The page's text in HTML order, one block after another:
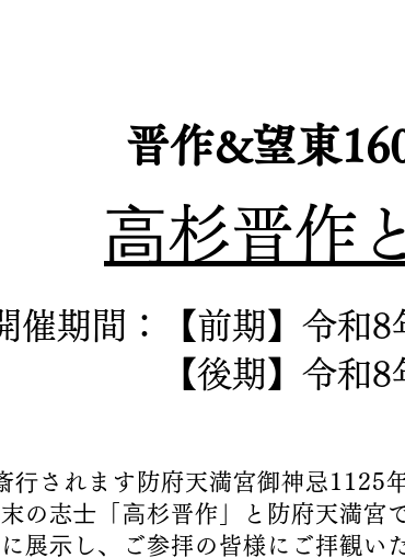
晋作&望東
⾼杉晋作
催期間：【前期】令和
【後期】令和8年9
⾏されます防府天満宮御神忌1125
の志⼠「⾼杉晋作」と防府天満宮
展⽰し、ご参拝の皆様にご拝観い